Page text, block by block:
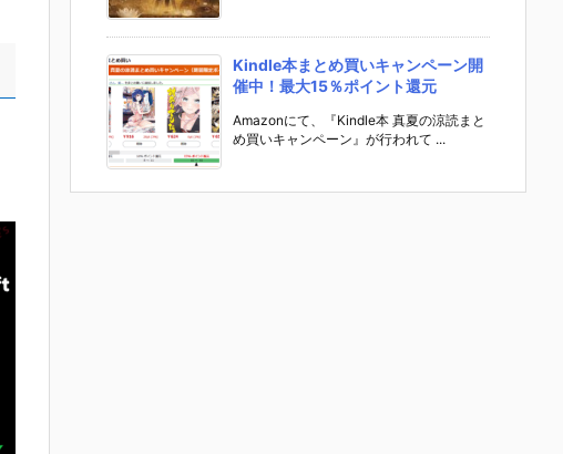
Kindle本まとめ買いキャンペーン開
催中！最大15％ポイント還元
Amazonにて、『Kindle本 真夏の涼読まと
め買いキャンペーン』が行われて ...